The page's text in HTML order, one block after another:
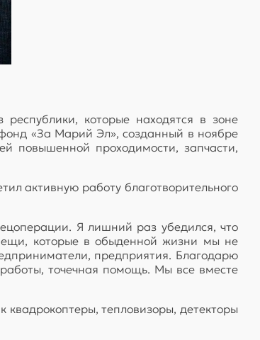
которые находятся в зоне
«За Марий Эл», созданный в ноябре
повышенной проходимости, запчасти,
активную работу благотворительного
Я лишний раз убедился, что
которые в обыденной жизни мы не
предприятия. Благодарю
точечная помощь. Мы все вместе
квадрокоптеры, тепловизоры, детекторы